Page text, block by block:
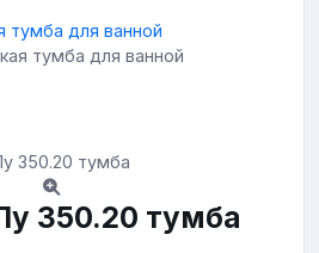
тумба для ванной
350.20 тумба